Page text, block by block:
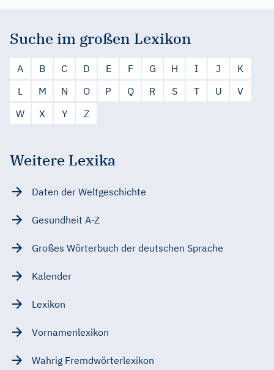
Suche im großen Lexikon
A B C D E F G H I J
K
L
M N O P Q R S T U
V
W
X Y Z
Weitere Lexika
Daten der Weltgeschichte
Gesundheit A-Z
Großes Wörterbuch der deutschen Sprache
Kalender
Lexikon
Vornamenlexikon
Wahrig Fremdwörterlexikon